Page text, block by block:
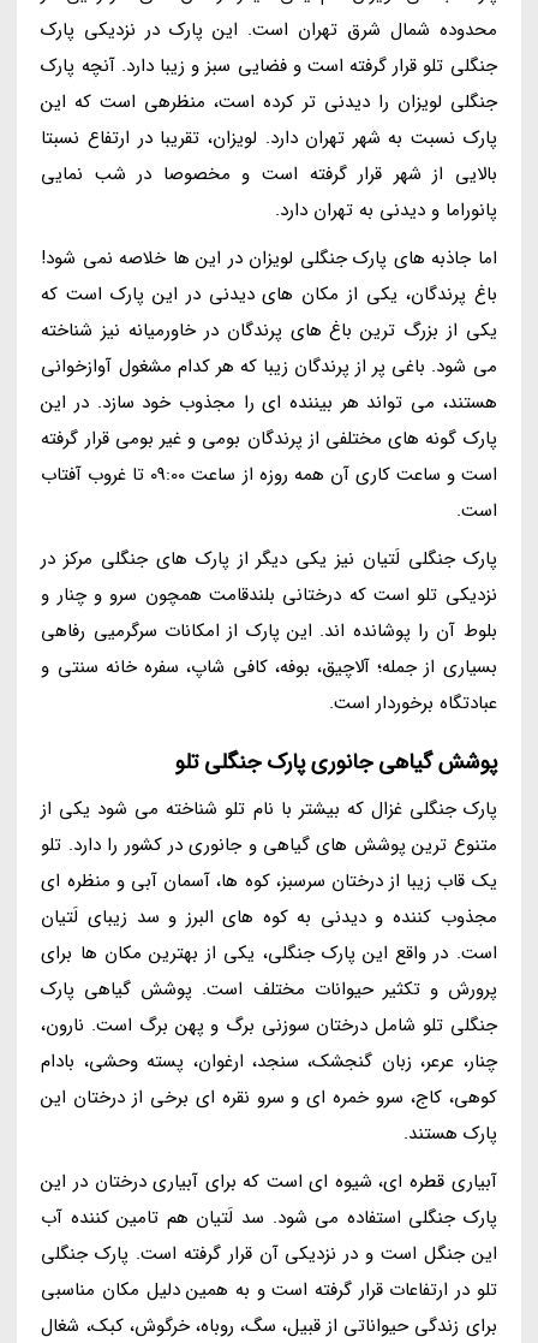
محدوده شمال شرق تهران است. این پارک در نزدیکی پارک
جنگلی تلو قرار گرفته است و فضایی سبز و زیبا دارد. آنچه پارک
جنگلی لویزان را دیدنی تر کرده است، منظرهی است که این
پارک نسبت به شهر تهران دارد. لویزان، تقریبا در ارتفاع نسبتا
بالایی از شهر قرار گرفته است و مخصوصا در شب نمایی
پانوراما و دیدنی به تهران دارد.
اما جاذبه های پارک جنگلی لویزان در این ها خلاصه نمی شود!
باغ پرندگان، یکی از مکان های دیدنی در این پارک است که
یکی از بزرگ ترین باغ های پرندگان در خاورمیانه نیز شناخته
می شود. باغی پر از پرندگان زیبا که هر کدام مشغول آوازخوانی
هستند، می تواند هر بیننده ای را مجذوب خود سازد. در این
پارک گونه های مختلفی از پرندگان بومی و غیر بومی قرار گرفته
است و ساعت کاری آن همه روزه از ساعت 09:00 تا غروب آفتاب
است.
پارک جنگلی لَتیان نیز یکی دیگر از پارک های جنگلی مرکز در
نزدیکی تلو است که درختانی بلندقامت همچون سرو و چنار و
بلوط آن را پوشانده اند. این پارک از امکانات سرگرمیی رفاهی
بسیاری از جمله؛ آلاچیق، بوفه، کافی شاپ، سفره خانه سنتی و
عبادتگاه برخوردار است.
پوشش گیاهی جانوری پارک جنگلی تلو
پارک جنگلی غزال که بیشتر با نام تلو شناخته می شود یکی از
متنوع ترین پوشش های گیاهی و جانوری در کشور را دارد. تلو
یک قاب زیبا از درختان سرسبز، کوه ها، آسمان آبی و منظره ای
مجذوب کننده و دیدنی به کوه های البرز و سد زیبای لَتیان
است. در واقع این پارک جنگلی، یکی از بهترین مکان ها برای
پرورش و تکثیر حیوانات مختلف است. پوشش گیاهی پارک
جنگلی تلو شامل درختان سوزنی برگ و پهن برگ است. نارون،
چنار، عرعر، زبان گنجشک، سنجد، ارغوان، پسته وحشی، بادام
کوهی، کاج، سرو خمره ای و سرو نقره ای برخی از درختان این
پارک هستند.
آبیاری قطره ای، شیوه ای است که برای آبیاری درختان در این
پارک جنگلی استفاده می شود. سد لَتیان هم تامین کننده آب
این جنگل است و در نزدیکی آن قرار گرفته است. پارک جنگلی
تلو در ارتفاعات قرار گرفته است و به همین دلیل مکان مناسبی
برای زندگی حیواناتی از قبیل، سگ، روباه، خرگوش، کبک، شغال